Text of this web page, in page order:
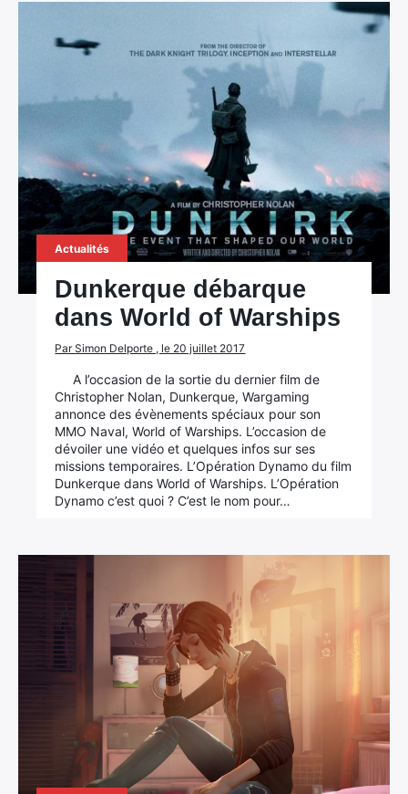
Actualités
Dunkerque débarque
dans World of Warships
Par Simon Delporte , le 20 juillet 2017
A l’occasion de la sortie du dernier film de
Christopher Nolan, Dunkerque, Wargaming
annonce des évènements spéciaux pour son
MMO Naval, World of Warships. L’occasion de
dévoiler une vidéo et quelques infos sur ses
missions temporaires. L’Opération Dynamo du film
Dunkerque dans World of Warships. L’Opération
Dynamo c’est quoi ? C’est le nom pour…